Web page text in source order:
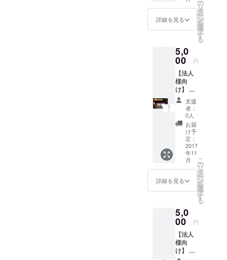
お答え
致しま
す！！
か、も
リクエ
お答え
致しま
す！！
１、”可
愛い文
字”のま
なちゃ
２、”書
道準師
範”のお
がちゃ
ん
３、”ミ
ちゃん
の３人
の中か
らお選
びくだ
さい！
す。 四
部制の
ため、4
１００
人前後
のお客
様に見
ていた
だけま
す。 動
画の長
さ：30
秒〜１
分の長
詳細を見る
の
リ
タ
ー
ン
を
選
択
す
る
5,0
00 円
【法人
様向
け】 日
本酒カ
クテル
BARイ
ベン
ト”彩酒
祭”を応
援して
頂ける
企業・
個人の
方から
の協賛
ます！
スポン
サーと
して企
業名を
掲出す
支援
者：
0人
お届
け予
定：
2017
年11
月
詳細を見る
こ
の
リ
タ
ー
ン
を
選
択
す
る
5,0
00 円
【法人
様向
け】 日